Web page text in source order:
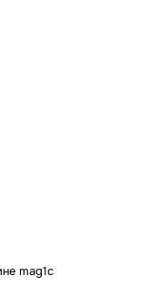
mag1c